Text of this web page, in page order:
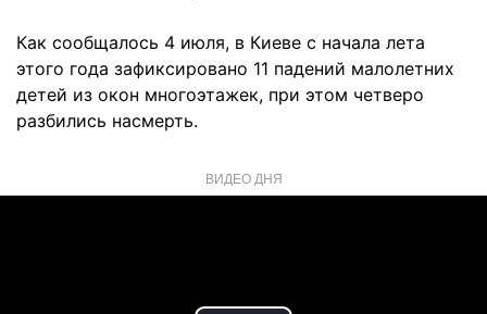
Как сообщалось 4 июля, в Киеве с начала лета
этого года зафиксировано 11 падений малолетних
детей из окон многоэтажек, при этом четверо
разбились насмерть.
ВИДЕО ДНЯ